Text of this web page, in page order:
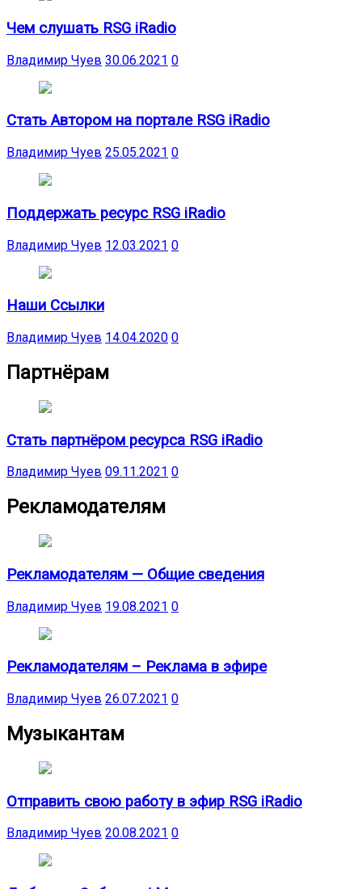
Чем слушать RSG iRadio
Владимир Чуев 30.06.2021 0
Стать Автором на портале RSG iRadio
Владимир Чуев 25.05.2021 0
Поддержать ресурс RSG iRadio
Владимир Чуев 12.03.2021 0
Наши Ссылки
Владимир Чуев 14.04.2020 0
Партнёрам
Стать партнёром ресурса RSG iRadio
Владимир Чуев 09.11.2021 0
Рекламодателям
Рекламодателям — Общие сведения
Владимир Чуев 19.08.2021 0
Рекламодателям – Реклама в эфире
Владимир Чуев 26.07.2021 0
Музыкантам
Отправить свою работу в эфир RSG iRadio
Владимир Чуев 20.08.2021 0